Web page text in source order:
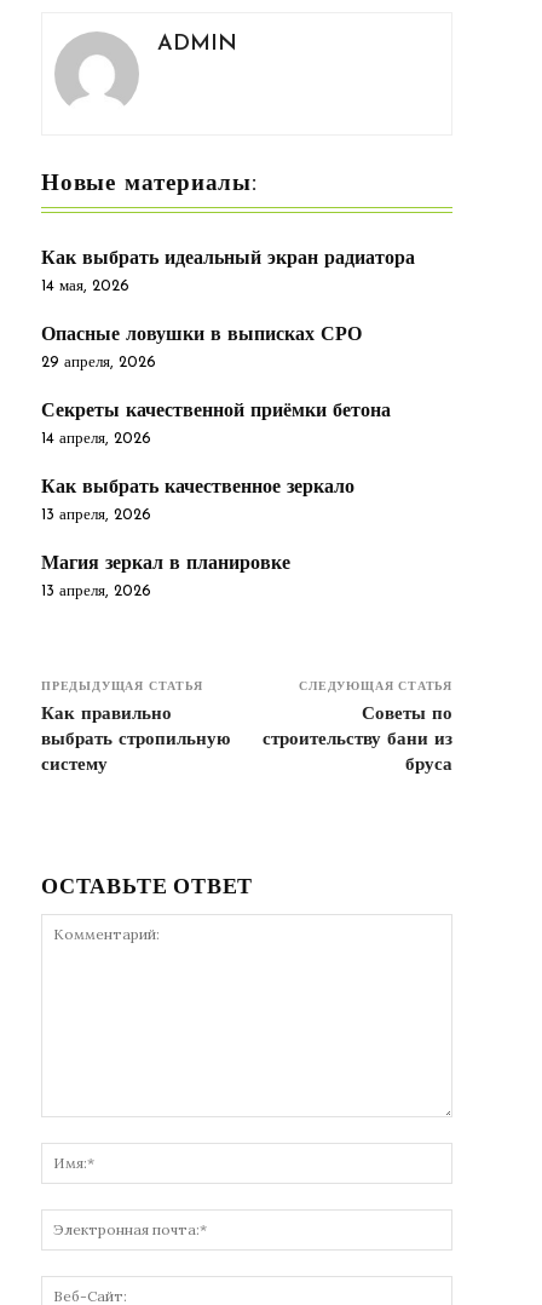
ADMIN
Новые материалы:
Как выбрать идеальный экран радиатора
14 мая, 2026
Опасные ловушки в выписках СРО
29 апреля, 2026
Секреты качественной приёмки бетона
14 апреля, 2026
Как выбрать качественное зеркало
13 апреля, 2026
Магия зеркал в планировке
13 апреля, 2026
ПРЕДЫДУЩАЯ СТАТЬЯ
Как правильно
выбрать стропильную
систему
СЛЕДУЮЩАЯ СТАТЬЯ
Советы по
строительству бани из
бруса
ОСТАВЬТЕ ОТВЕТ
почта:*